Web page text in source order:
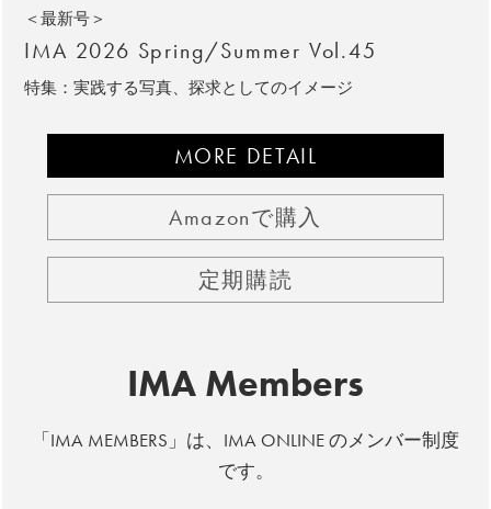
＜最新号＞
IMA 2026 Spring/Summer Vol.45
特集：実践する写真、探求としてのイメージ
MORE DETAIL
Amazonで購入
定期購読
IMA Members
「IMA MEMBERS」は、IMA ONLINE のメンバー制度
です。